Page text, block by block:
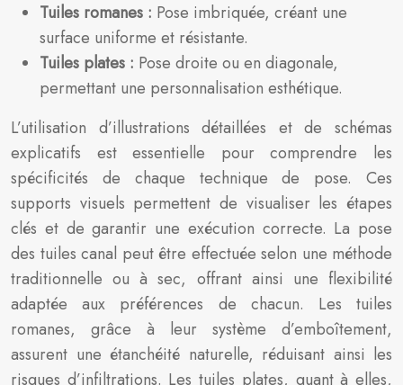
Tuiles romanes : Pose imbriquée, créant une
surface uniforme et résistante.
Tuiles plates : Pose droite ou en diagonale,
permettant une personnalisation esthétique.
L’utilisation d’illustrations détaillées et de schémas
explicatifs est essentielle pour comprendre les
spécificités de chaque technique de pose. Ces
supports visuels permettent de visualiser les étapes
clés et de garantir une exécution correcte. La pose
des tuiles canal peut être effectuée selon une méthode
traditionnelle ou à sec, offrant ainsi une flexibilité
adaptée aux préférences de chacun. Les tuiles
romanes, grâce à leur système d’emboîtement,
assurent une étanchéité naturelle, réduisant ainsi les
risques d’infiltrations. Les tuiles plates, quant à elles,